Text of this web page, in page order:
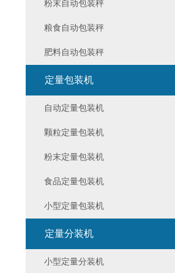
粉末自动包装秤
粮食自动包装秤
肥料自动包装秤
定量包装机
自动定量包装机
颗粒定量包装机
粉末定量包装机
食品定量包装机
小型定量包装机
定量分装机
小型定量分装机